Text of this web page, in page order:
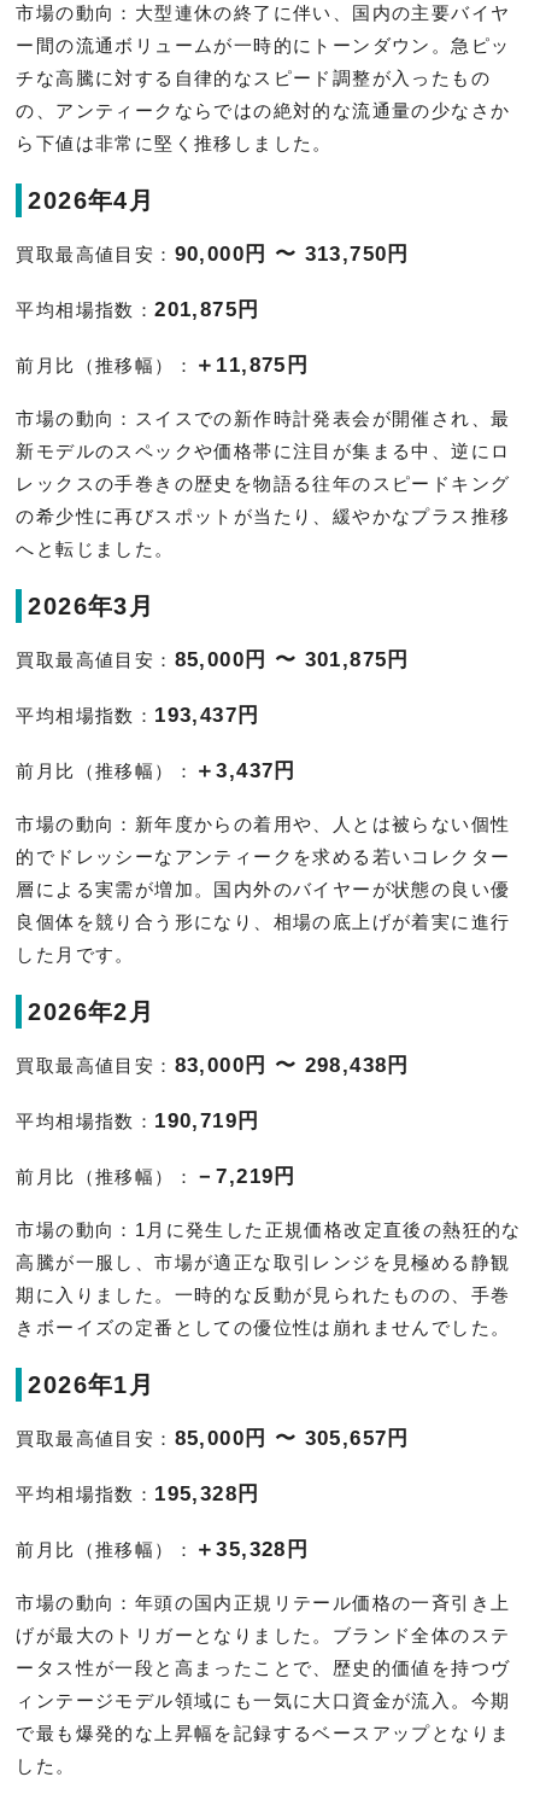
市場の動向：大型連休の終了に伴い、国内の主要バイヤ
ー間の流通ボリュームが一時的にトーンダウン。急ピッ
チな高騰に対する自律的なスピード調整が入ったもの
の、アンティークならではの絶対的な流通量の少なさか
ら下値は非常に堅く推移しました。
2026年4月
買取最高値目安： 90,000円 〜 313,750円
平均相場指数：201,875円
前月比（推移幅）： ＋11,875円
市場の動向：スイスでの新作時計発表会が開催され、最
新モデルのスペックや価格帯に注目が集まる中、逆にロ
レックスの手巻きの歴史を物語る往年のスピードキング
の希少性に再びスポットが当たり、緩やかなプラス推移
へと転じました。
2026年3月
買取最高値目安： 85,000円 〜 301,875円
平均相場指数： 193,437円
前月比（推移幅）： ＋3,437円
市場の動向：新年度からの着用や、人とは被らない個性
的でドレッシーなアンティークを求める若いコレクター
層による実需が増加。国内外のバイヤーが状態の良い優
良個体を競り合う形になり、相場の底上げが着実に進行
した月です。
2026年2月
買取最高値目安： 83,000円 〜 298,438円
平均相場指数： 190,719円
前月比（推移幅）： －7,219円
市場の動向：1月に発生した正規価格改定直後の熱狂的な
高騰が一服し、市場が適正な取引レンジを見極める静観
期に入りました。一時的な反動が見られたものの、手巻
きボーイズの定番としての優位性は崩れませんでした。
2026年1月
買取最高値目安： 85,000円 〜 305,657円
平均相場指数： 195,328円
前月比（推移幅）： ＋35,328円
市場の動向：年頭の国内正規リテール価格の一斉引き上
げが最大のトリガーとなりました。ブランド全体のステ
ータス性が一段と高まったことで、歴史的価値を持つヴ
ィンテージモデル領域にも一気に大口資金が流入。今期
で最も爆発的な上昇幅を記録するベースアップとなりま
した。